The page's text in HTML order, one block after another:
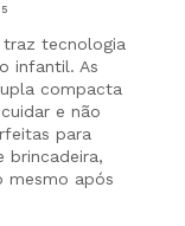
tecnologia
infantil. As
compacta
e não
para
brincadeira,
mesmo após